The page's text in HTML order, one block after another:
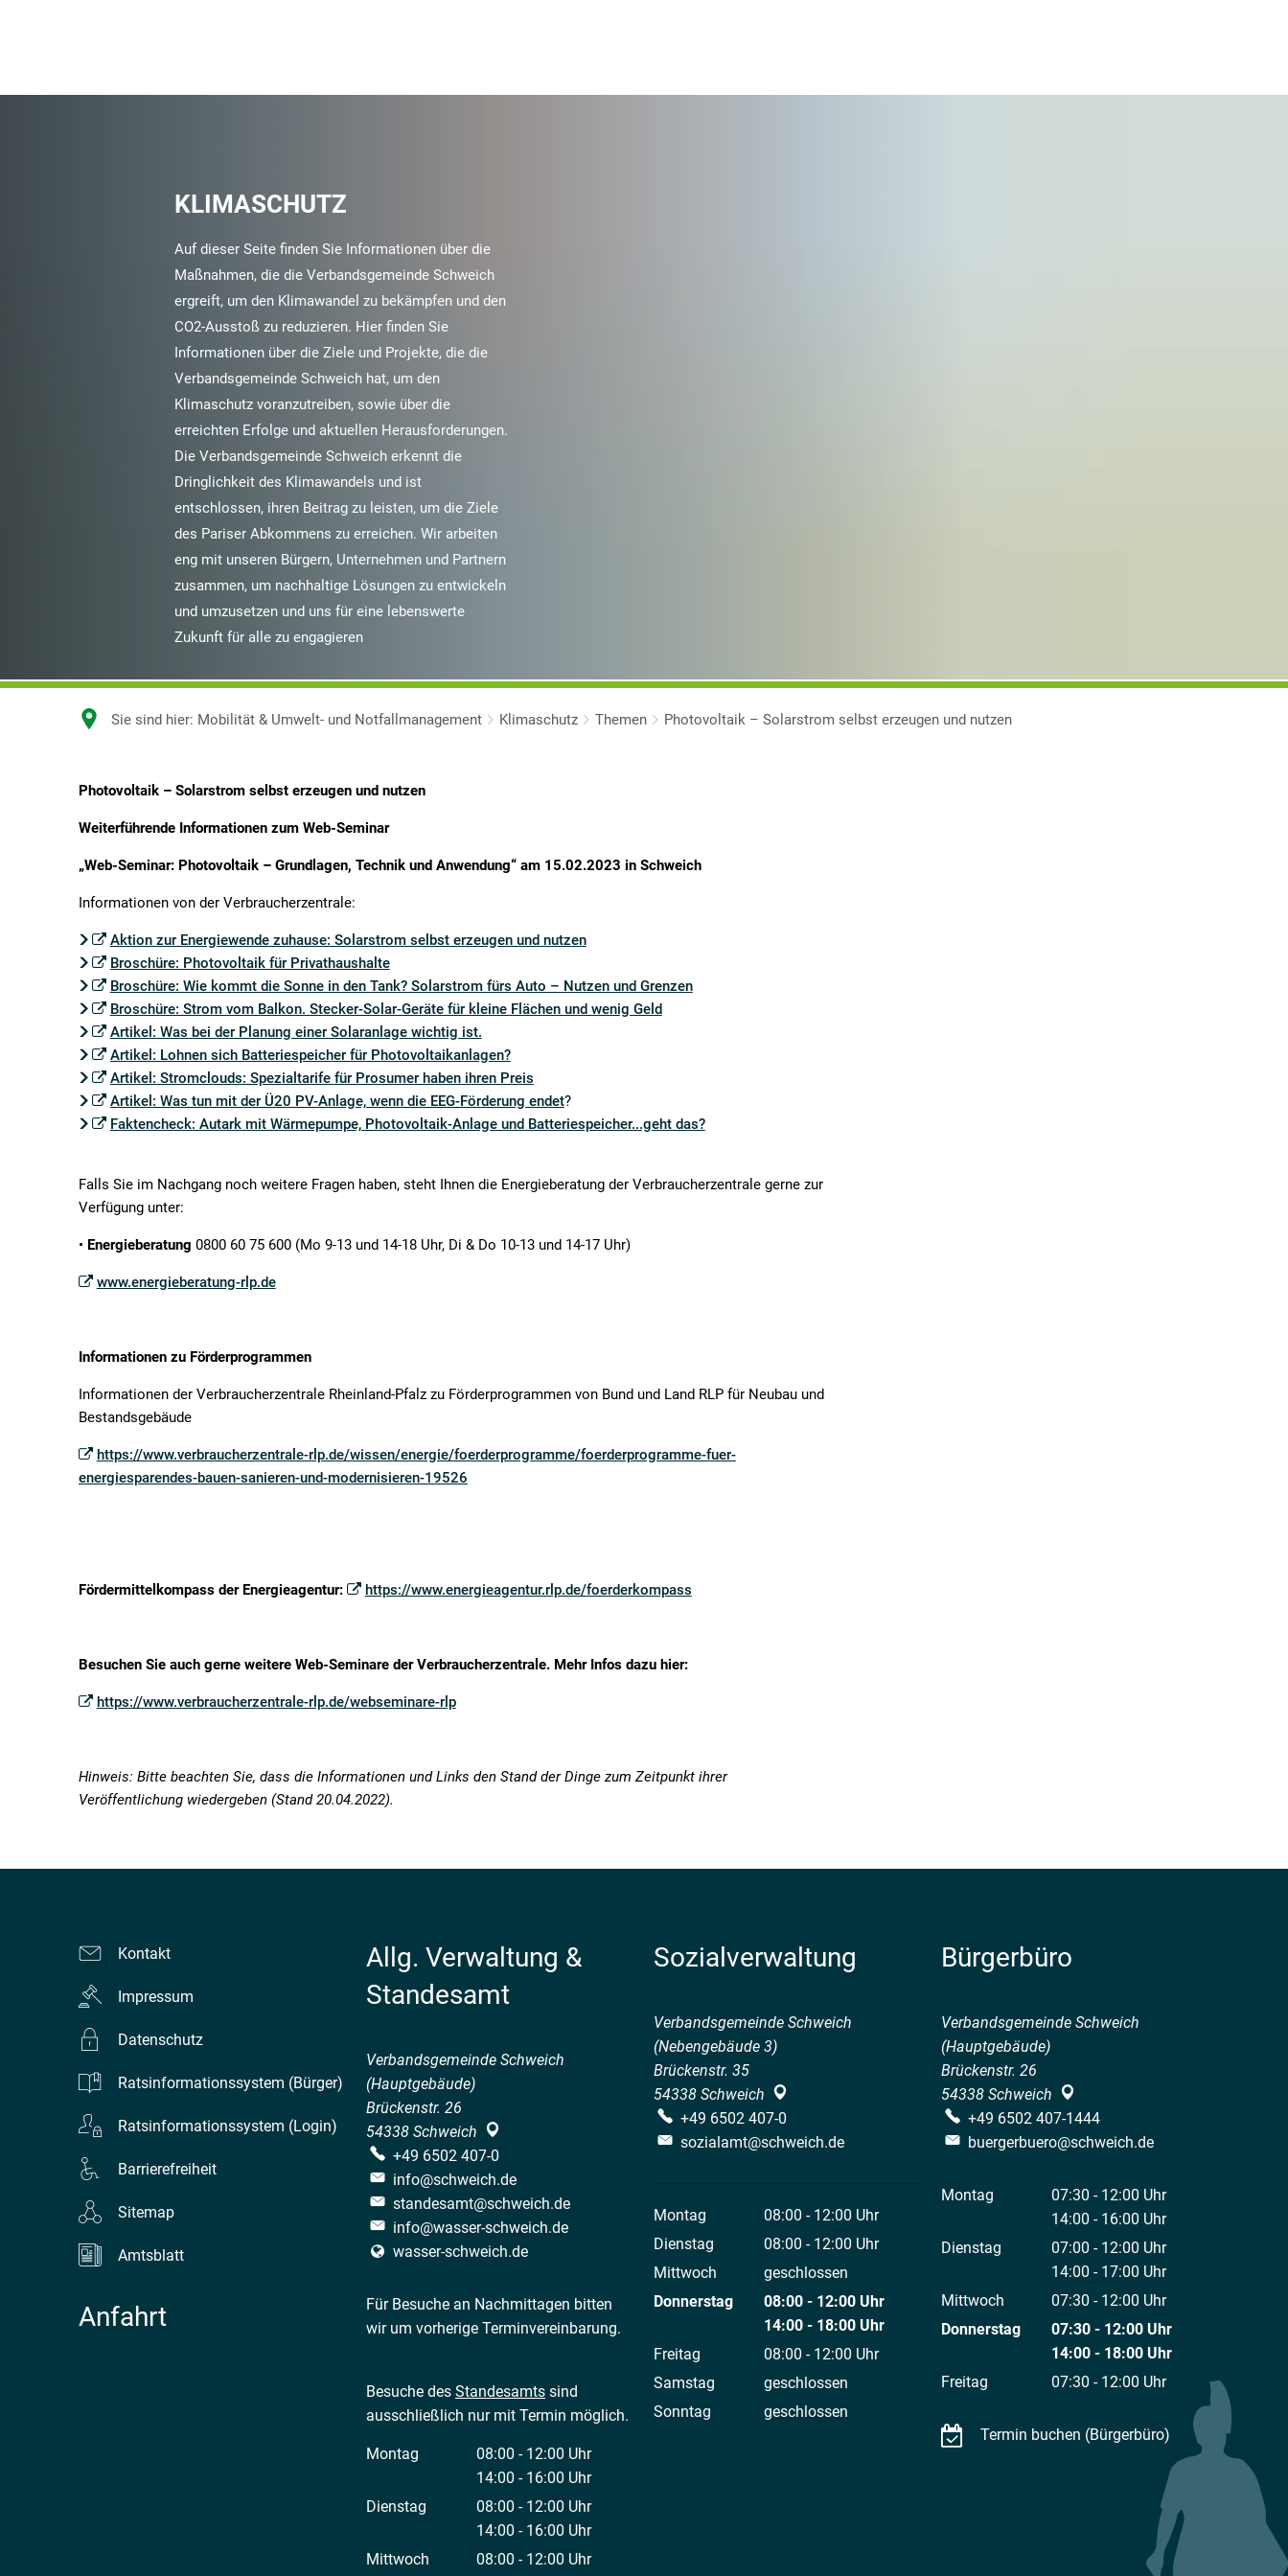
KLIMASCHUTZ
Auf dieser Seite finden Sie Informationen über die
Maßnahmen, die die Verbandsgemeinde Schweich
ergreift, um den Klimawandel zu bekämpfen und den
CO2-Ausstoß zu reduzieren. Hier finden Sie
Informationen über die Ziele und Projekte, die die
Verbandsgemeinde Schweich hat, um den
Klimaschutz voranzutreiben, sowie über die
erreichten Erfolge und aktuellen Herausforderungen.
Die Verbandsgemeinde Schweich erkennt die
Dringlichkeit des Klimawandels und ist
entschlossen, ihren Beitrag zu leisten, um die Ziele
des Pariser Abkommens zu erreichen. Wir arbeiten
eng mit unseren Bürgern, Unternehmen und Partnern
zusammen, um nachhaltige Lösungen zu entwickeln
und umzusetzen und uns für eine lebenswerte
Zukunft für alle zu engagieren
Sie sind hier: Mobilität & Umwelt- und Notfallmanagement Klimaschutz Themen Photovoltaik – Solarstrom selbst erzeugen und nutzen
Photovoltaik
Solarstrom
selbst
erzeugen
nutzen
Photovoltaik – Solarstrom selbst erzeugen und nutzen
Weiterführende Informationen zum Web-Seminar
„Web-Seminar: Photovoltaik – Grundlagen, Technik und Anwendung“ am 15.02.2023 in Schweich
Informationen von der Verbraucherzentrale:
Aktion zur Energiewende zuhause: Solarstrom selbst erzeugen und nutzen
Broschüre: Photovoltaik für Privathaushalte
Broschüre: Wie kommt die Sonne in den Tank? Solarstrom fürs Auto – Nutzen und Grenzen
Broschüre: Strom vom Balkon. Stecker-Solar-Geräte für kleine Flächen und wenig Geld
Artikel: Was bei der Planung einer Solaranlage wichtig ist.
Artikel: Lohnen sich Batteriespeicher für Photovoltaikanlagen?
Artikel: Stromclouds: Spezialtarife für Prosumer haben ihren Preis
Artikel: Was tun mit der Ü20 PV-Anlage, wenn die EEG-Förderung endet?
Faktencheck: Autark mit Wärmepumpe, Photovoltaik-Anlage und Batteriespeicher...geht das?
Falls Sie im Nachgang noch weitere Fragen haben, steht Ihnen die Energieberatung der Verbraucherzentrale gerne zur
Verfügung unter:
• Energieberatung 0800 60 75 600 (Mo 9-13 und 14-18 Uhr, Di & Do 10-13 und 14-17 Uhr)
www.energieberatung-rlp.de
Informationen zu Förderprogrammen
Informationen der Verbraucherzentrale Rheinland-Pfalz zu Förderprogrammen von Bund und Land RLP für Neubau und
Bestandsgebäude
https://www.verbraucherzentrale-rlp.de/wissen/energie/foerderprogramme/foerderprogramme-fuer-
energiesparendes-bauen-sanieren-und-modernisieren-19526
Fördermittelkompass der Energieagentur: https://www.energieagentur.rlp.de/foerderkompass
Besuchen Sie auch gerne weitere Web-Seminare der Verbraucherzentrale. Mehr Infos dazu hier:
https://www.verbraucherzentrale-rlp.de/webseminare-rlp
Hinweis: Bitte beachten Sie, dass die Informationen und Links den Stand der Dinge zum Zeitpunkt ihrer
Veröffentlichung wiedergeben (Stand 20.04.2022).
Kontakt
Impressum
Datenschutz
Ratsinformationssystem (Bürger)
Ratsinformationssystem (Login)
Barrierefreiheit
Sitemap
Amtsblatt
Anfahrt
Allg. Verwaltung &
Standesamt
Verbandsgemeinde Schweich
(Hauptgebäude)
Brückenstr. 26
54338 Schweich
+49 6502 407-0
info@schweich.de
standesamt@schweich.de
info@wasser-schweich.de
wasser-schweich.de
Für Besuche an Nachmittagen bitten
wir um vorherige Terminvereinbarung.
Besuche des Standesamts sind
ausschließlich nur mit Termin möglich.
Montag 08:00 - 12:00 Uhr
Von 08:00 bis 12:00 Uhr
14:00 - 16:00 Uhr
Von 14:00 bis 16:00 Uhr
Dienstag 08:00 - 12:00 Uhr
Von 08:00 bis 12:00 Uhr
14:00 - 16:00 Uhr
Von 14:00 bis 16:00 Uhr
Mittwoch 08:00 - 12:00 Uhr
Sozialverwaltung
Verbandsgemeinde Schweich
(Nebengebäude 3)
Brückenstr. 35
54338 Schweich
+49 6502 407-0
sozialamt@schweich.de
Montag 08:00 - 12:00 Uhr
Von 08:00 bis 12:00 Uhr
Dienstag 08:00 - 12:00 Uhr
Von 08:00 bis 12:00 Uhr
Mittwoch
geschlossen
Donnerstag
08:00 - 12:00 Uhr
Von 08:00 bis 12:00 Uhr
14:00 - 18:00 Uhr
Von 14:00 bis 18:00 Uhr
Freitag 08:00 - 12:00 Uhr
Von 08:00 bis 12:00 Uhr
Samstag
geschlossen
Sonntag
geschlossen
Bürgerbüro
Verbandsgemeinde Schweich
(Hauptgebäude)
Brückenstr. 26
54338 Schweich
+49 6502 407-1444
buergerbuero@schweich.de
Montag 07:30 - 12:00 Uhr
Von 07:30 bis 12:00 Uhr
14:00 - 16:00 Uhr
Von 14:00 bis 16:00 Uhr
Dienstag 07:00 - 12:00 Uhr
Von 07:00 bis 12:00 Uhr
14:00 - 17:00 Uhr
Von 14:00 bis 17:00 Uhr
Mittwoch 07:30 - 12:00 Uhr
Von 07:30 bis 12:00 Uhr
Donnerstag 07:30 - 12:00 Uhr
Von 07:30 bis 12:00 Uhr
14:00 - 18:00 Uhr
Von 14:00 bis 18:00 Uhr
Freitag 07:30 - 12:00 Uhr
Von 07:30 bis 12:00 Uhr
Termin buchen (Bürgerbüro)